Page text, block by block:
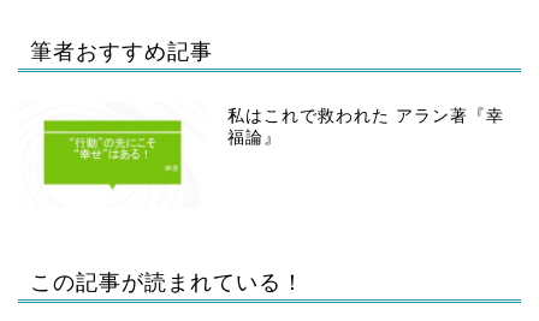
筆者おすすめ記事
私はこれで救われた アラン著『幸
福論』
この記事が読まれている！